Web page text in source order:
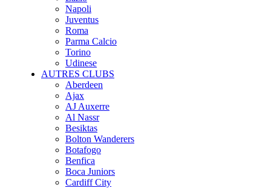
Napoli
Juventus
Roma
Parma Calcio
Torino
Udinese
AUTRES CLUBS
Aberdeen
Ajax
AJ Auxerre
Al Nassr
Besiktas
Bolton Wanderers
Botafogo
Benfica
Boca Juniors
Cardiff City